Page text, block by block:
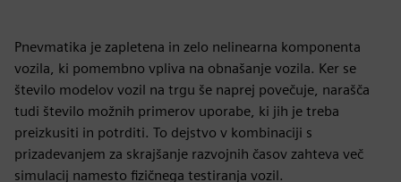
Pnevmatika je zapletena in zelo nelinearna komponenta
vozila, ki pomembno vpliva na obnašanje vozila. Ker se
število modelov vozil na trgu še naprej povečuje, narašča
tudi število možnih primerov uporabe, ki jih je treba
preizkusiti in potrditi. To dejstvo v kombinaciji s
prizadevanjem za skrajšanje razvojnih časov zahteva več
simulacij namesto fizičnega testiranja vozil.